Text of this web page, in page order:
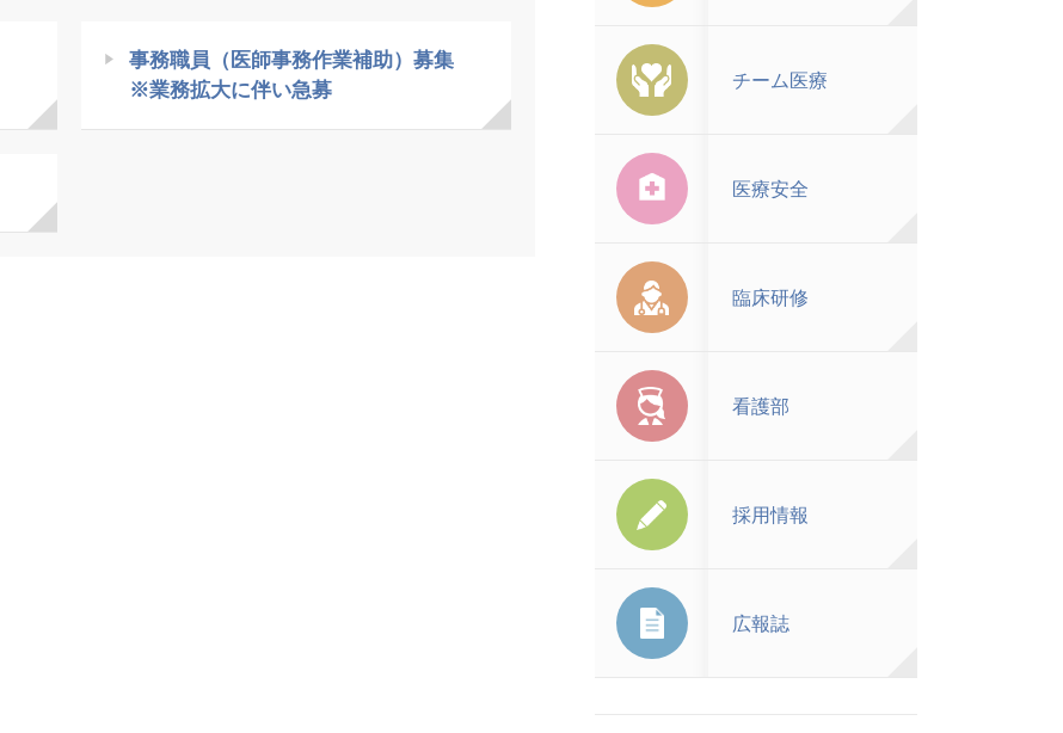
事務職員（医師事務作業補助）募集
※業務拡大に伴い急募
チーム医療
医療安全
臨床研修
看護部
採用情報
広報誌